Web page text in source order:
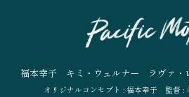
福本幸子 キミ・ウェルナー ラヴァ・
オリジナルコンセプト : 福本幸子 監督 :